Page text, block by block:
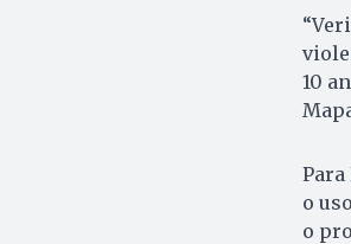
10
Para
o
o